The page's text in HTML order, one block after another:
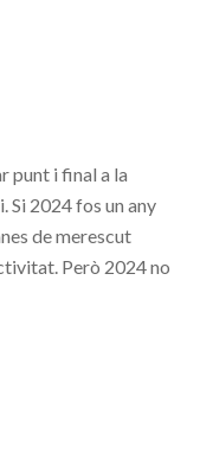
punt i final a la
Si 2024 fos un any
de merescut
Però 2024 no